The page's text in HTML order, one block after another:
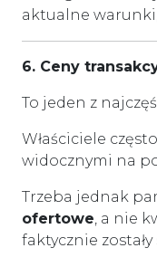
aktualne
6. Ceny
To jeden z
Właściciele
widocznymi na
Trzeba jednak
ofertowe, a nie
faktycznie